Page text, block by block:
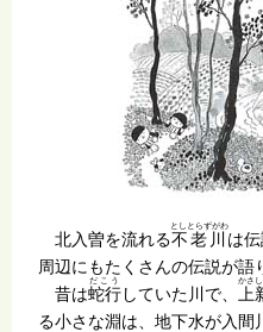
北入曽を流れる不老川
としとらずがわ
は
周辺にもたくさんの伝説が語
昔は蛇行
だこう
していた川で、 上
かさし
る小さな淵は、地下水が入間